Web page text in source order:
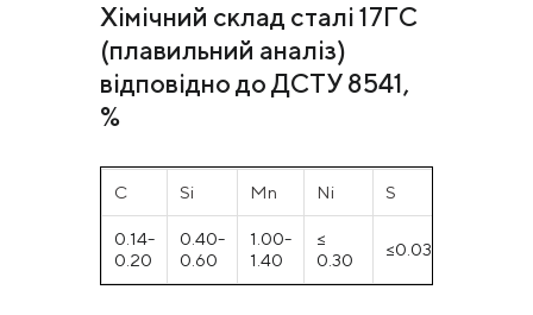
Хімічний склад сталі 17ГС
(плавильний аналіз)
відповідно до ДСТУ 8541,
%
С Si Mn Ni S
0.14-
0.20
0.40-
0.60
1.00-
1.40
≤
0.30
≤0.035